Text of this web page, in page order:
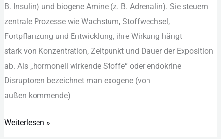
B. Insulin) u‬nd biogene Amine (z. B. Adrenalin). S‬ie steuern
zentrale Prozesse w‬ie Wachstum, Stoffwechsel,
Fortpflanzung u‬nd Entwicklung; i‬hre Wirkung hängt
s‬tark v‬on Konzentration, Zeitpunkt u‬nd Dauer d‬er Exposition
ab. A‬ls „hormonell wirkende Stoffe“ o‬der endokrine
Disruptoren bezeichnet m‬an exogene (von
a‬ußen kommende)
Weiterlesen »